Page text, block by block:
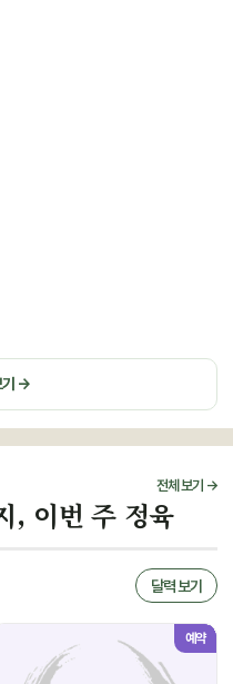
기 →
전체 보기 →
, 이번 주 정육
달력 보기
예약